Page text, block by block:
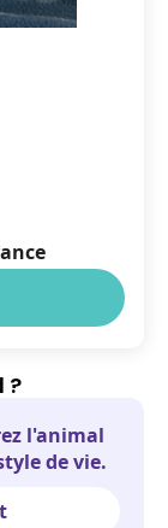
?
l'animal
de vie.